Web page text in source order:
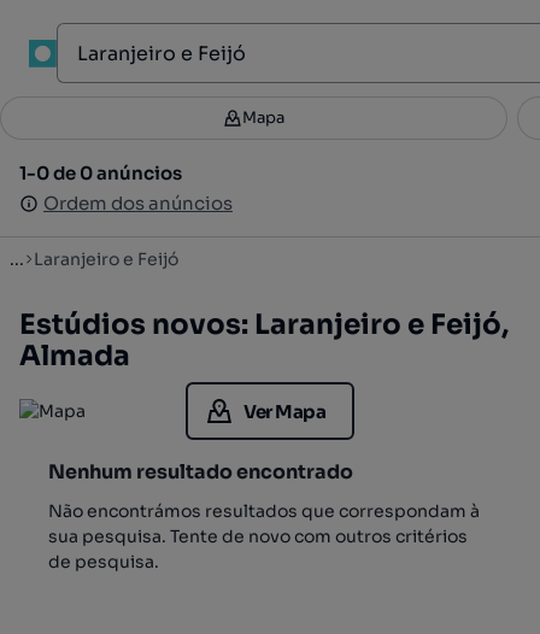
Filtros 3
1-0 de 0 anúncios
Ordem dos anúncios
Mapa
1-0 de 0 anúncios
Ordem dos anúncios
... Laranjeiro e Feijó
Estúdios novos: Laranjeiro e Feijó,
Almada
Ver Mapa
Nenhum resultado encontrado
Não encontrámos resultados que correspondam à
sua pesquisa. Tente de novo com outros critérios
de pesquisa.